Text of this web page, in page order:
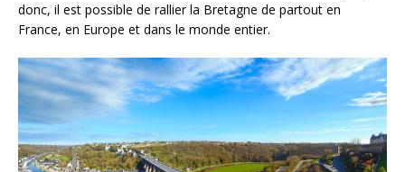
donc, il est possible de rallier la Bretagne de partout en
France, en Europe et dans le monde entier.